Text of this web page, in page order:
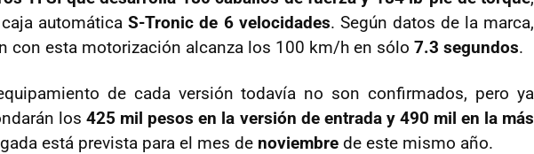
automáticaS-Tronic de 6 velocidades. Según datos de la marca,
con esta motorización alcanza los 100 km/h en sólo 7.3 segundos.
de cada versión todavía no son confirmados, pero ya
los425 mil pesos en la versión de entrada y 490 mil en la más
está prevista para el mes de noviembre de este mismo año.